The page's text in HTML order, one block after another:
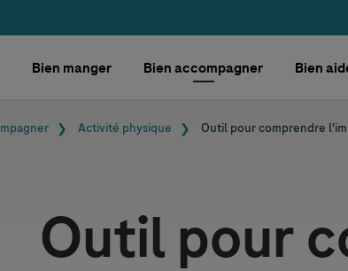
Bien manger Bien accompagner Bien
Activité physique Outil pour comprendre
Outil pour